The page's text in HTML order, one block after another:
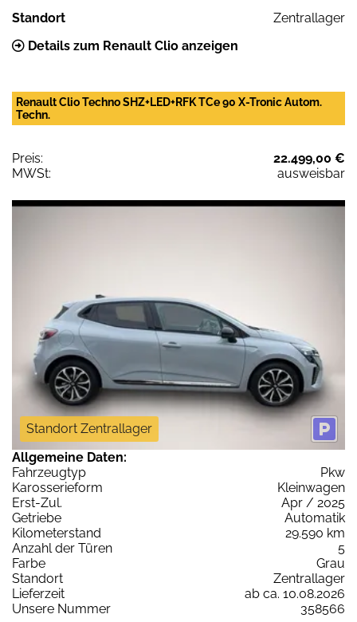
Standort
Zentrallager
Details zum Renault Clio anzeigen
Renault Clio Techno SHZ+LED+RFK TCe 90 X-Tronic Autom.
Techn.
Preis:
22.499,00 €
MWSt:
ausweisbar
Standort Zentrallager
Allgemeine Daten:
Fahrzeugtyp
Pkw
Karosserieform
Kleinwagen
Erst-Zul.
Apr / 2025
Getriebe
Automatik
Kilometerstand
29.590 km
Anzahl der Türen
5
Farbe
Grau
Standort
Zentrallager
Lieferzeit
ab ca. 10.08.2026
Unsere Nummer
358566